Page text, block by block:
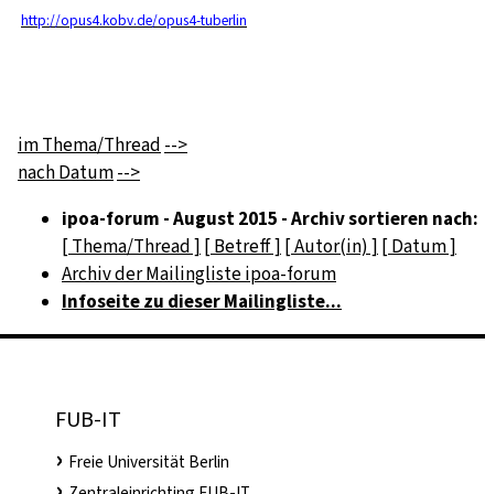
http://opus4.kobv.de/opus4-tuberlin
im Thema/Thread -->
nach Datum-->
ipoa-forum - August 2015 - Archiv sortieren nach:
[ Thema/Thread ] [ Betreff ] [ Autor(in) ] [ Datum ]
Archiv der Mailingliste ipoa-forum
Infoseite zu dieser Mailingliste...
FUB-IT
Freie Universität Berlin